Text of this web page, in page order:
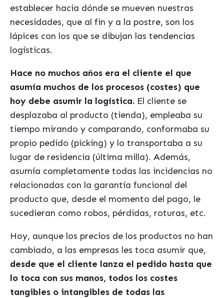
establecer hacia dónde se mueven nuestras
necesidades, que al fin y a la postre, son los
lápices con los que se dibujan las tendencias
logísticas.
Hace no muchos años era el cliente el que
asumía muchos de los procesos (costes) que
hoy debe asumir la logística. El cliente se
desplazaba al producto (tienda), empleaba su
tiempo mirando y comparando, conformaba su
propio pedido (picking) y lo transportaba a su
lugar de residencia (última milla). Además,
asumía completamente todas las incidencias no
relacionadas con la garantía funcional del
producto que, desde el momento del pago, le
sucedieran como robos, pérdidas, roturas, etc.
Hoy, aunque los precios de los productos no han
cambiado, a las empresas les toca asumir que,
desde que el cliente lanza el pedido hasta que
lo toca con sus manos, todos los costes
tangibles o intangibles de todas las